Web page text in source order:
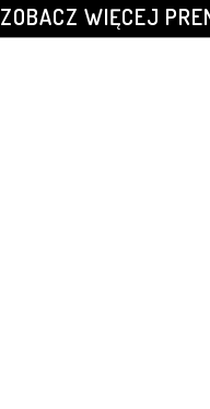
ZOBACZ WIĘCEJ